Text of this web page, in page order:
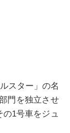
スター」の名
門を独立させ
1号車をジュ